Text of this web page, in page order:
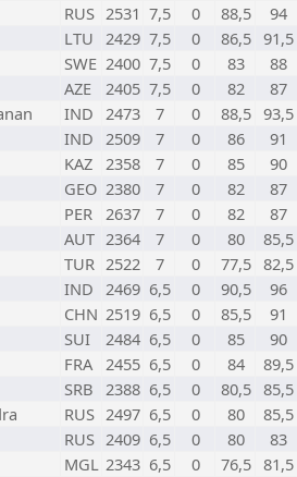
RUS 2531 7,5 0 88,5 94
LTU 2429 7,5 0 86,5 91,5
SWE 2400 7,5 0 83 88
AZE 2405 7,5 0 82 87
IND 2473 7 0 88,5 93,5
IND 2509 7 0 86 91
KAZ 2358 7 0 85 90
GEO 2380 7 0 82 87
PER 2637 7 0 82 87
AUT 2364 7 0 80 85,5
TUR 2522 7 0 77,5 82,5
IND 2469 6,5 0 90,5 96
CHN 2519 6,5 0 85,5 91
SUI 2484 6,5 0 85 90
FRA 2455 6,5 0 84 89,5
SRB 2388 6,5 0 80,5 85,5
RUS 2497 6,5 0 80 85,5
RUS 2409 6,5 0 80 83
MGL 2343 6,5 0 76,5 81,5